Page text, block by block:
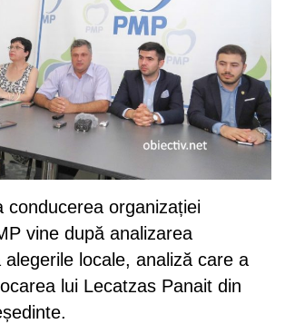
conducerea organizației
vine după analizarea
alegerile locale, analiză care a
lui Lecatzas Panait din